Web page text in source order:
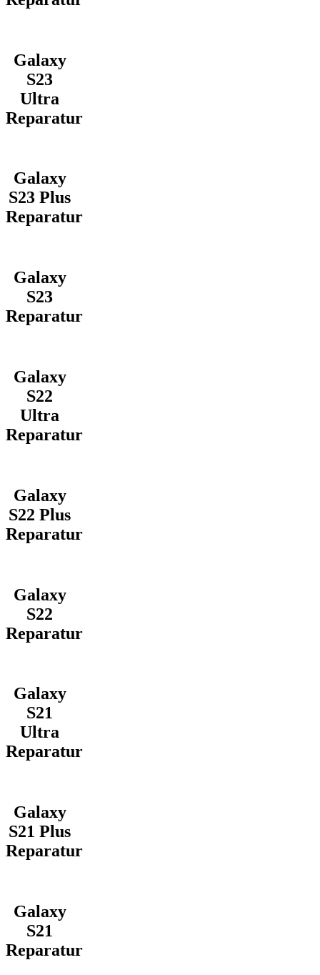
Galaxy
S23
Ultra
Reparatur
Galaxy
S23 Plus
Reparatur
Galaxy
S23
Reparatur
Galaxy
S22
Ultra
Reparatur
Galaxy
S22 Plus
Reparatur
Galaxy
S22
Reparatur
Galaxy
S21
Ultra
Reparatur
Galaxy
S21 Plus
Reparatur
Galaxy
S21
Reparatur